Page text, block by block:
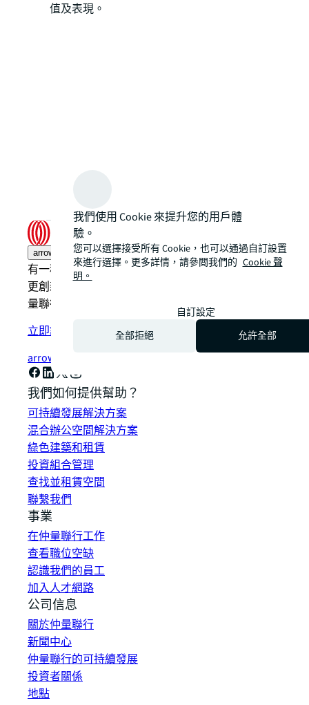
值及表現。
arrow_upward
有一種傳統的方式做事。還有仲量聯行的方式。一種
更創新、更智能、更人性化的方式。了解如何透過仲
量聯行看到更光明的方式。
立即訂閱
arrow_forward
我們如何提供幫助？
可持續發展解決方案
混合辦公空間解決方案
綠色建築和租賃
投資組合管理
查找並租賃空間
聯繫我們
事業
在仲量聯行工作
查看職位空缺
認識我們的員工
加入人才網路
公司信息
關於仲量聯行
新聞中心
仲量聯行的可持續發展
投資者關係
地點
我們使用 Cookie 來提升您的用戶體
驗。
您可以選擇接受所有 Cookie，也可以通過自訂設置
來進行選擇。更多詳情，請參閲我們的 Cookie 聲
明。
自訂設定
全部拒絕
允許全部